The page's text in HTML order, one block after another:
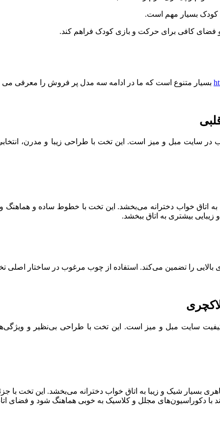
کودک بسیار مهم است.
و فضای کافی برای حرکت و بازی کودک فراهم کند.
بسیار متنوع است که ما در ادامه سه مدل پر فروش را معرفی می
مبل و میز است. این تخت با طراحی زیبا و مدرن، انتخابی
خواب دخترانه می‌بخشد. این تخت با خطوط ساده و هماهنگ و
بیشتری به اتاق ببخشد.
بالایی را تضمین می‌کند. استفاده از چوب مرغوب در ساختار اصلی
سایت مبل و میز است. این تخت با طراحی بی‌نظیر و
بسیار شیک و زیبا به اتاق خواب دخترانه می‌بخشد. این تخت با
دکوراسیون‌های مجلل و کلاسیک به خوبی هماهنگ شود و فضای